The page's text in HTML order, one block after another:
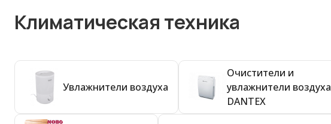
Климатическая техника
Увлажнители воздуха
Очистители и
увлажнители воздуха
DANTEX